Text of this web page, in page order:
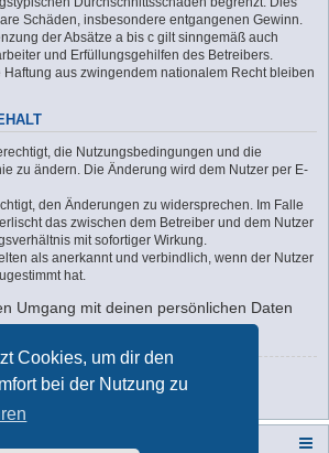
Cookies, um dir den
bei der Nutzung zu
Schäden, insbesondere entgangenen Gewinn.
der Absätze a bis c gilt sinngemäß auch
und Erfüllungsgehilfen des Betreibers.
Haftung aus zwingendem nationalem Recht bleiben
die Nutzungsbedingungen und die
zu ändern. Die Änderung wird dem Nutzer per E-
den Änderungen zu widersprechen. Im Falle
das zwischen dem Betreiber und dem Nutzer
mit sofortiger Wirkung.
als anerkannt und verbindlich, wenn der Nutzer
hat.
Umgang mit deinen persönlichen Daten
enthalten.